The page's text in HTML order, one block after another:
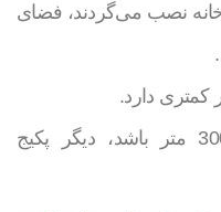
نصب می‌گردند، فضای
کمتری دارد.
اگر متراژ خانه بیش از 300 متر باشد، دیگر پکیج